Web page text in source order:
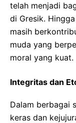
telah menjadi
di Gresik.
masih
muda yang
moral yang kuat.
Integritas dan
Dalam berbagai
keras dan